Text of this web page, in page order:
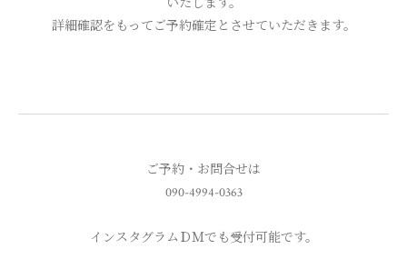
いたします。
詳細確認をもってご予約確定とさせていただきます。
ご予約・お問合せは
090-4994-0363
インスタグラムＤＭでも受付可能です。